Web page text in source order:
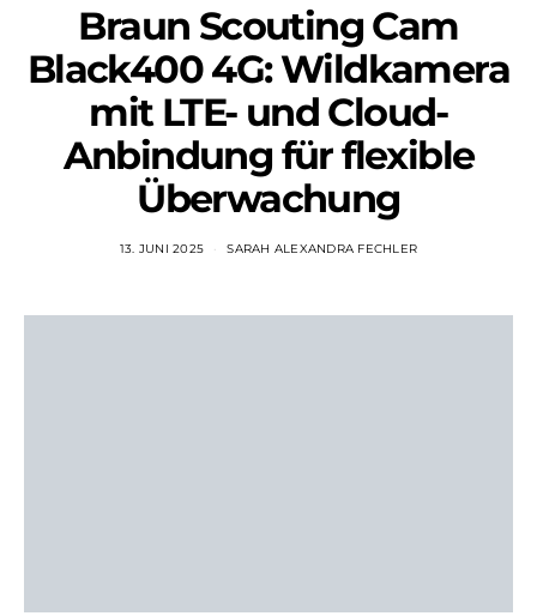
Braun Scouting Cam
Black400 4G: Wildkamera
mit LTE- und Cloud-
Anbindung für flexible
Überwachung
13. JUNI 2025 SARAH ALEXANDRA FECHLER